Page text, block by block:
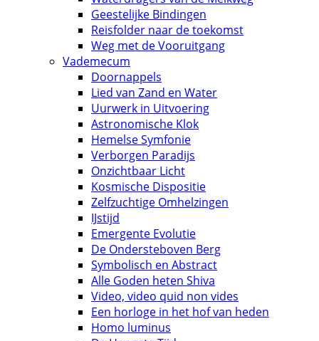
Geestelijke Bindingen
Reisfolder naar de toekomst
Weg met de Vooruitgang
Vademecum
Doornappels
Lied van Zand en Water
Uurwerk in Uitvoering
Astronomische Klok
Hemelse Symfonie
Verborgen Paradijs
Onzichtbaar Licht
Kosmische Dispositie
Zelfzuchtige Omhelzingen
IJstijd
Emergente Evolutie
De Ondersteboven Berg
Symbolisch en Abstract
Alle Goden heten Shiva
Video, video quid non vides
Een horloge in het hof van heden
Homo luminus